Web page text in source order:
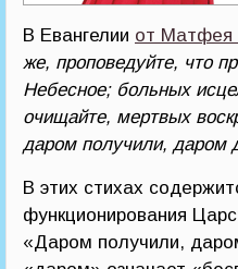
В Евангелии от Матфея
же, проповедуйте, что
Небесное; больных
очищайте, мертвых
даром получили, даром
В этих стихах
функционирования
«Даром получили,